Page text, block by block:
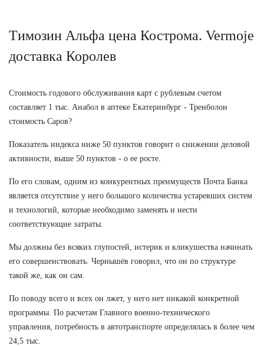
Tимозин Альфа цена Кострома. Vermoje
доставка Королев
Стоимость годового обслуживания карт с рублевым счетом
составляет 1 тыс. Анабол в аптеке Екатеринбург - Тренболон
стоимость Саров?
Показатель индекса ниже 50 пунктов говорит о снижении деловой
активности, выше 50 пунктов - о ее росте.
По его словам, одним из конкурентных преимуществ Почта Банка
является отсутствие у него большого количества устаревших систем
и технологий, которые необходимо заменять и нести
соответствующие затраты.
Мы должны без всяких глупостей, истерик и кликушества начинать
его совершенствовать. Чернышёв говорил, что он по структуре
такой же, как он сам.
По поводу всего и всех он лжет, у него нет никакой конкретной
программы. По расчетам Главного военно-технического
управления, потребность в автотранспорте определялась в более чем
24,5 тыс.